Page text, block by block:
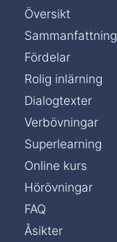
Översikt
Sammanfattning
Fördelar
Rolig inlärning
Dialogtexter
Verbövningar
Superlearning
Online kurs
Hörövningar
FAQ
Åsikter